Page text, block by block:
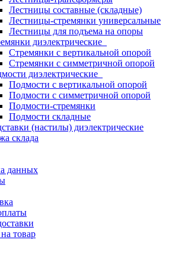
Лестницы составные (складные)
Лестницы-стремянки универсальные
Лестницы для подъема на опоры
диэлектрические
Стремянки с вертикальной опорой
Стремянки с симметричной опорой
диэлектрические
Подмости с вертикальной опорой
Подмости с симметричной опорой
Подмости-стремянки
Подмости складные
(настилы) диэлектрические
склада
данных
товар